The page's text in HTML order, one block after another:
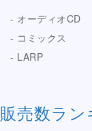
オーディオCD
コミックス
LARP
販売数ラ